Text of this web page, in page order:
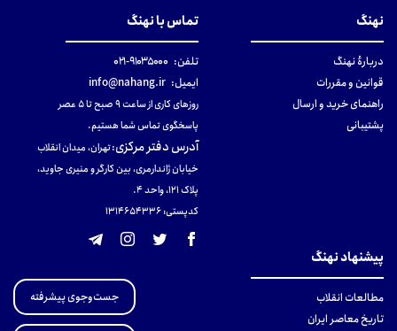
نهنگ
دربارهٔ نهنگ
قوانین و مقررات
راهنمای خرید و ارسال
پشتیبانی
تماس با نهنگ
تلفن: ۹۱۰۳۵۰۰۰-۰۲۱
ایمیل: info@nahang.ir
روزهای کاری از ساعت ۹ صبح تا ۵ عصر
پاسخگوی تماس شما هستیم.
آدرس دفتر مرکزی:تهران، میدان انقلاب
خیابان ژاندارمری، بین کارگر و منیری جاوید،
پلاک 121، واحد ۴.
کدپستی: 131465433۶
پیشنهاد نهنگ
مطالعات انقلاب
تاریخ معاصر ایران
جست‌وجوی پیشرفته